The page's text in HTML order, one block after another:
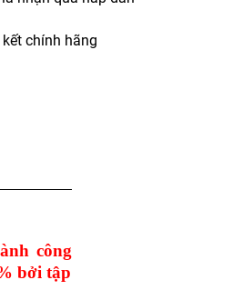
kết chính hãng
công
bởi tập